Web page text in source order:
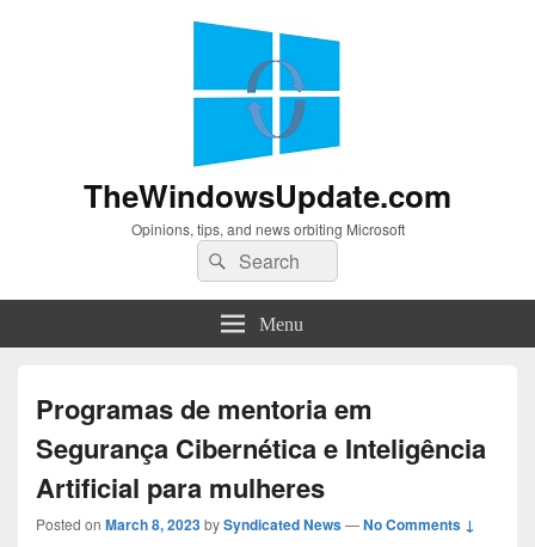
TheWindowsUpdate.com
Opinions, tips, and news orbiting Microsoft
Search
for:
Search
Menu
Programas de mentoria em
Segurança Cibernética e Inteligência
Artificial para mulheres
Posted on March 8, 2023bySyndicated News—No Comments ↓